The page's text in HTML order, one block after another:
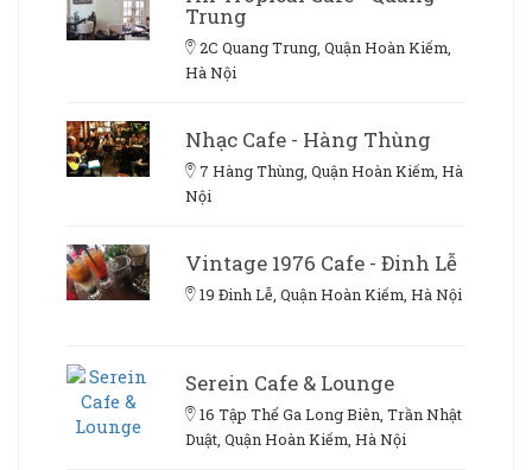
Trung
2C Quang Trung, Quận Hoàn Kiếm,
Hà Nội
Nhạc Cafe - Hàng Thùng
7 Hàng Thùng, Quận Hoàn Kiếm, Hà
Nội
Vintage 1976 Cafe - Đinh Lễ
19 Đinh Lễ, Quận Hoàn Kiếm, Hà Nội
Serein Cafe & Lounge
16 Tập Thể Ga Long Biên, Trần Nhật
Duật, Quận Hoàn Kiếm, Hà Nội